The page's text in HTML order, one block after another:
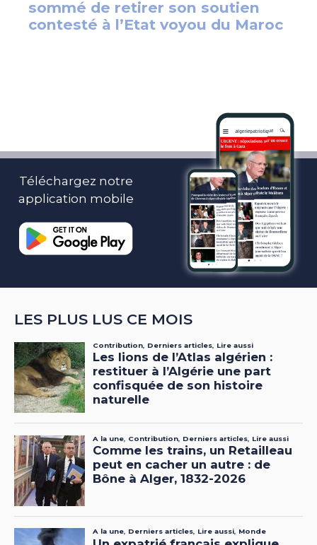
Téléchargez notre
application mobile
LES PLUS LUS CE MOIS